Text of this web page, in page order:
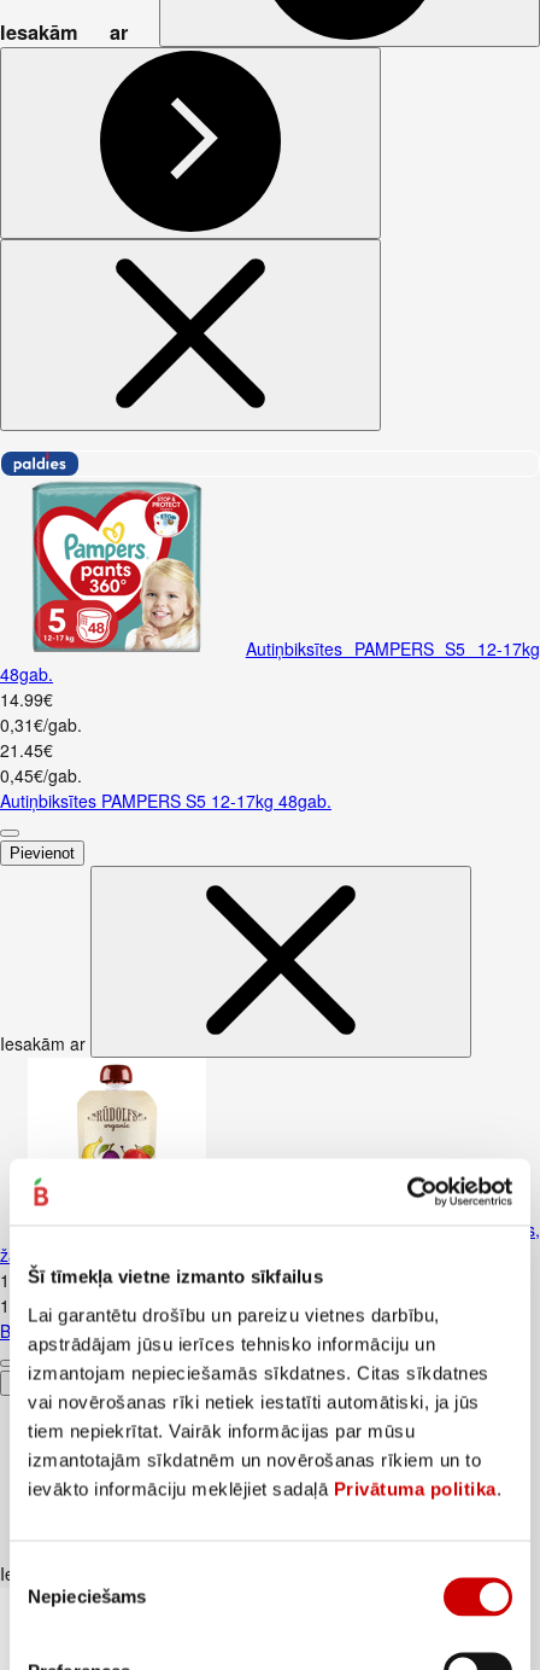
Šī tīmekļa vietne izmanto sīkfailus
Lai garantētu drošību un pareizu vietnes darbību,
apstrādājam jūsu ierīces tehnisko informāciju un
izmantojam nepieciešamās sīkdatnes. Citas sīkdatnes
vai novērošanas rīki netiek iestatīti automātiski, ja jūs
tiem nepiekrītat. Vairāk informācijas par mūsu
izmantotajām sīkdatnēm un novērošanas rīkiem un to
ievākto informāciju meklējiet sadaļā Privātuma politika.
Piekrišanas
izvēle
Nepieciešams
Iesakām ar
Autiņbiksītes PAMPERS S5 12-17kg
48gab.
14.99€
0,31€/gab.
21 .45€
0,45€/gab.
Autiņbiksītes PAMPERS S5 12-17kg 48gab.
Pievienot
Iesakām ar
Biezenis RŪDOLFS ābols, banāns,
žāvētas plūmes, cepumi 6+ 110g
1
35€
12,27€/kg
Biezenis RŪDOLFS ābols, banāns, žāvētas plūmes, cepumi 6+ 110g
Pievienot
Iesakām ar